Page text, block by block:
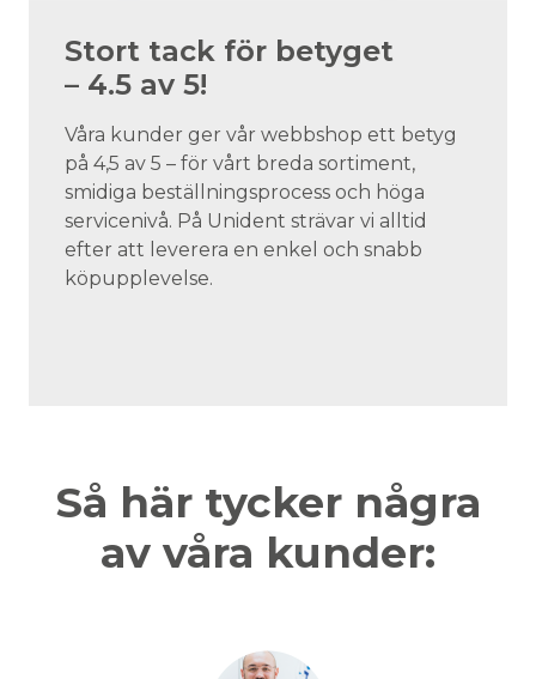
Stort tack för betyget
– 4.5 av 5!
Våra kunder ger vår webbshop ett betyg
på 4,5 av 5 – för vårt breda sortiment,
smidiga beställningsprocess och höga
servicenivå. På Unident strävar vi alltid
efter att leverera en enkel och snabb
köpupplevelse.
Så här tycker några
av våra kunder: